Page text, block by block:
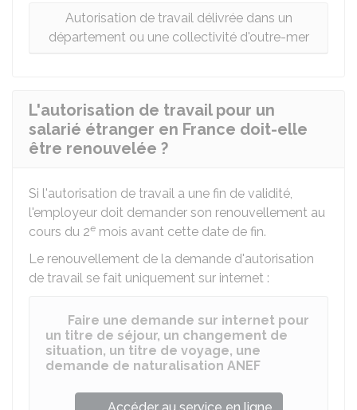
Autorisation de travail délivrée dans un
département ou une collectivité d'outre-mer
L'autorisation de travail pour un
salarié étranger en France doit-elle
être renouvelée ?
Si l'autorisation de travail a une fin de validité,
l'employeur doit demander son renouvellement au
cours du 2e mois avant cette date de fin.
Le renouvellement de la demande d'autorisation
de travail se fait uniquement sur internet :
Faire une demande sur internet pour
un titre de séjour, un changement de
situation, un titre de voyage, une
demande de naturalisation ANEF